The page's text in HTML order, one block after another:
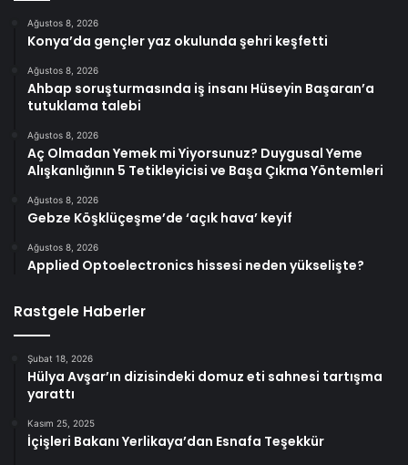
Ağustos 8, 2026
Konya’da gençler yaz okulunda şehri keşfetti
Ağustos 8, 2026
Ahbap soruşturmasında iş insanı Hüseyin Başaran’a
tutuklama talebi
Ağustos 8, 2026
Aç Olmadan Yemek mi Yiyorsunuz? Duygusal Yeme
Alışkanlığının 5 Tetikleyicisi ve Başa Çıkma Yöntemleri
Ağustos 8, 2026
Gebze Köşklüçeşme’de ‘açık hava’ keyif
Ağustos 8, 2026
Applied Optoelectronics hissesi neden yükselişte?
Rastgele Haberler
Şubat 18, 2026
Hülya Avşar’ın dizisindeki domuz eti sahnesi tartışma
yarattı
Kasım 25, 2025
İçişleri Bakanı Yerlikaya’dan Esnafa Teşekkür